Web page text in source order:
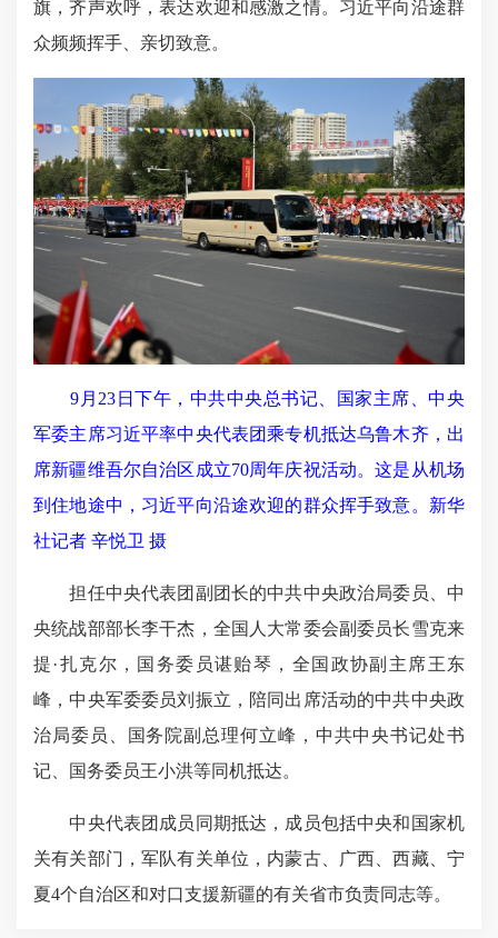
旗，齐声欢呼，表达欢迎和感激之情。习近平向沿途群
众频频挥手、亲切致意。
9月23日下午，中共中央总书记、国家主席、中央
军委主席习近平率中央代表团乘专机抵达乌鲁木齐，出
席新疆维吾尔自治区成立70周年庆祝活动。这是从机场
到住地途中，习近平向沿途欢迎的群众挥手致意。新华
社记者 辛悦卫 摄
担任中央代表团副团长的中共中央政治局委员、中
央统战部部长李干杰，全国人大常委会副委员长雪克来
提·扎克尔，国务委员谌贻琴，全国政协副主席王东
峰，中央军委委员刘振立，陪同出席活动的中共中央政
治局委员、国务院副总理何立峰，中共中央书记处书
记、国务委员王小洪等同机抵达。
中央代表团成员同期抵达，成员包括中央和国家机
关有关部门，军队有关单位，内蒙古、广西、西藏、宁
夏4个自治区和对口支援新疆的有关省市负责同志等。